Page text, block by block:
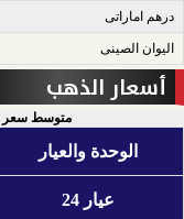
درهم اماراتى​
اليوان الصينى​
أسعار الذهب
متوسط سعر
الوحدة والعيار
عيار 24